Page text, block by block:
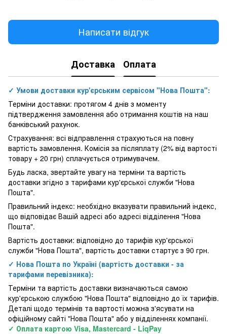
Написати відгук
Доставка Оплата
✓ Умови доставки кур'єрським сервісом "Нова Пошта":
Терміни доставки: протягом 4 днів з моменту
підтвердження замовлення або отримання коштів на наш
банківський рахунок.
Страхування: всі відправлення страхуються на повну
вартість замовлення. Комісія за післяплату (2% від вартості
товару + 20 грн) сплачується отримувачем.
Будь ласка, звертайте увагу на терміни та вартість
доставки згідно з тарифами кур'єрської служби "Нова
Пошта".
Правильний індекс: необхідно вказувати правильний індекс,
що відповідає Вашій адресі або адресі відділення "Нова
Пошта".
Вартість доставки: відповідно до тарифів кур'єрської
служби "Нова Пошта", вартість доставки стартує з 90 грн.
✓ Нова Пошта по Україні (вартість доставки - за
тарифами перевізника):
Терміни та вартість доставки визначаються самою
кур'єрською службою "Нова Пошта" відповідно до їх тарифів.
Деталі щодо термінів та вартості можна з'ясувати на
офіційному сайті "Нова Пошта" або у відділеннях компанії.
✓ Оплата картою Visa, Mastercard - LiqPay